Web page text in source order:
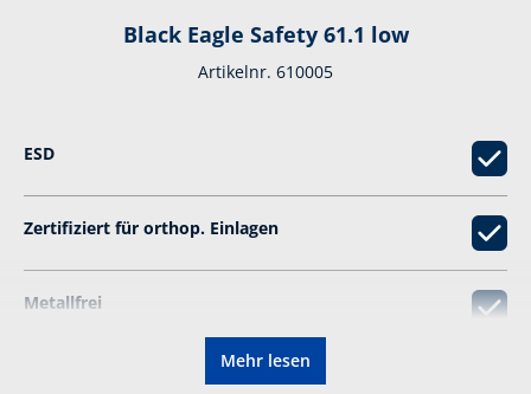
Black Eagle Safety 61.1 low
Artikelnr. 610005
ESD
Zertifiziert für orthop. Einlagen
Metallfrei
Mehr lesen